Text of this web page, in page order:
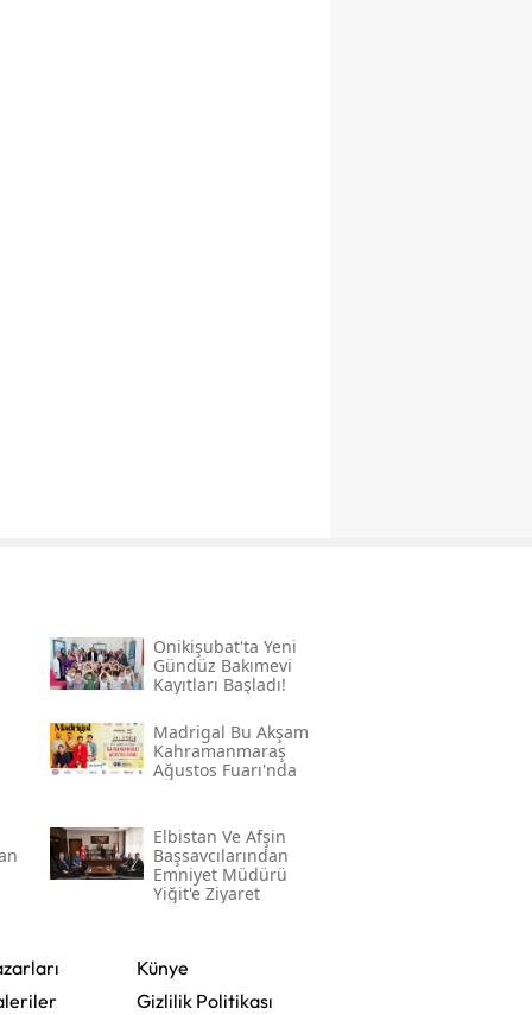
Onikişubat'ta Yeni
Gündüz Bakımevi
Kayıtları Başladı!
Madrigal Bu Akşam
Kahramanmaraş
Ağustos Fuarı'nda
Elbistan Ve Afşin
Başsavcılarından
Emniyet Müdürü
Yiğit'e Ziyaret
Künye
Gizlilik Politikası